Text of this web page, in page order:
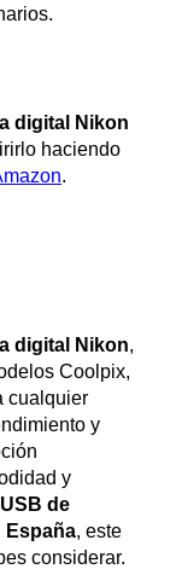
digital Nikon
haciendo
.
digital Nikon,
Coolpix,
cualquier
y
y
de
España, este
considerar.